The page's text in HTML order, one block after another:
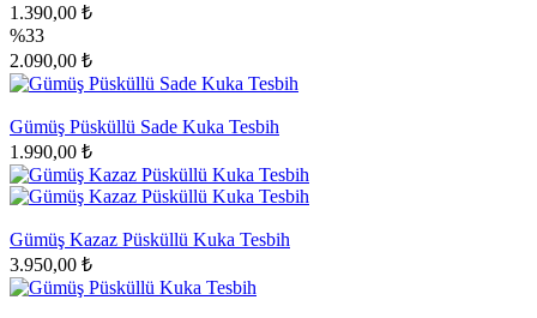
1.390,00 ₺
%33
2.090,00 ₺
Gümüş Püsküllü Sade Kuka Tesbih
1.990,00 ₺
Gümüş Kazaz Püsküllü Kuka Tesbih
3.950,00 ₺